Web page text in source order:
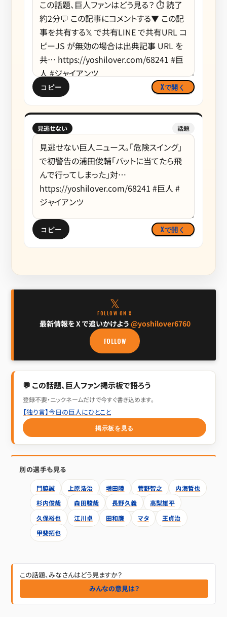
コピー Xで開く
見逃せない 話題
コピー Xで開く
𝕏
FOLLOW ON X
最新情報を X で追いかけよう @yoshilover6760
FOLLOW
💬 この話題、巨人ファン掲示板で語ろう
登録不要・ニックネームだけで今すぐ書き込めます。
【独り言】今日の巨人にひとこと
掲示板を見る
別の選手も見る
門脇誠 上原浩治 増田陸 菅野智之
内海哲也
杉内俊哉
森田駿哉 長野久義
高梨雄平
久保裕也
江川卓 田和廉 マタ
王貞治
甲斐拓也
この話題、みなさんはどう見ますか？
みんなの意見は？